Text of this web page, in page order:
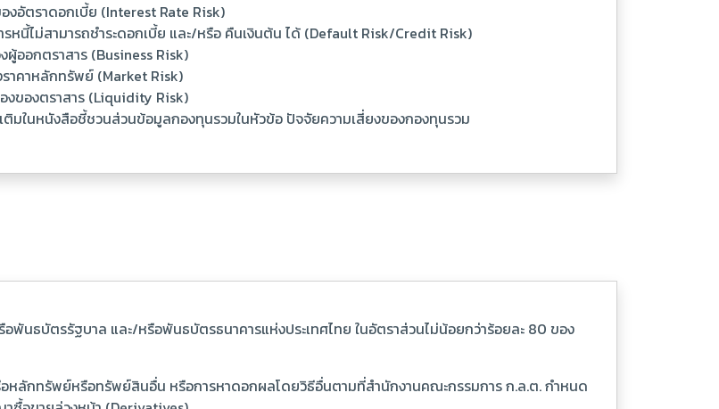
งอัตราดอกเบี้ย (Interest Rate Risk)
รหนี้ไม่สามารถชำระดอกเบี้ย และ/หรือ คืนเงินต้น ได้ (Default Risk/Credit Risk)
ผู้ออกตราสาร (Business Risk)
าคาหลักทรัพย์ (Market Risk)
งของตราสาร (Liquidity Risk)
ติมในหนังสือชี้ชวนส่วนข้อมูลกองทุนรวมในหัวข้อ ปัจจัยความเสี่ยงของกองทุนรวม
พันธบัตรรัฐบาล และ/หรือพันธบัตรธนาคารแห่งประเทศไทย ในอัตราส่วนไม่น้อยกว่าร้อยละ 80 ของ
อหลักทรัพย์หรือทรัพย์สินอื่น หรือการหาดอกผลโดยวิธีอื่นตามที่สำนักงานคณะกรรมการ ก.ล.ต. กำหนด